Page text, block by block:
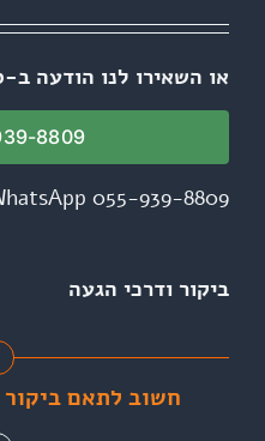
או השאירו לנו הודעה ב-WhatsApp
8809
055-939-8809
ביקור ודרכי הגעה
חשוב לתאם